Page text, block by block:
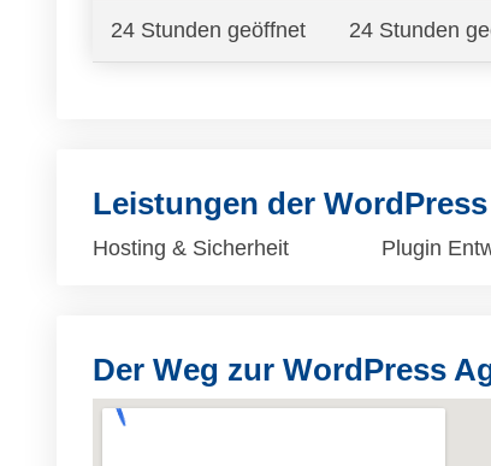
24 Stunden geöffnet 24 Stunden
Leistungen der
Hosting & Sicherheit Plugin
Der Weg zur WordPress